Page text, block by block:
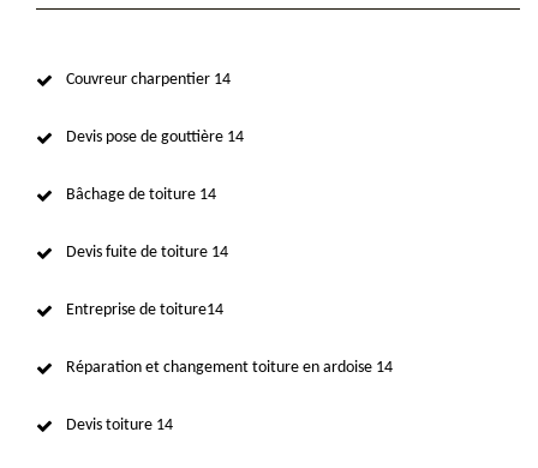
Couvreur charpentier 14
Devis pose de gouttière 14
Bâchage de toiture 14
Devis fuite de toiture 14
Entreprise de toiture14
Réparation et changement toiture en ardoise 14
Devis toiture 14